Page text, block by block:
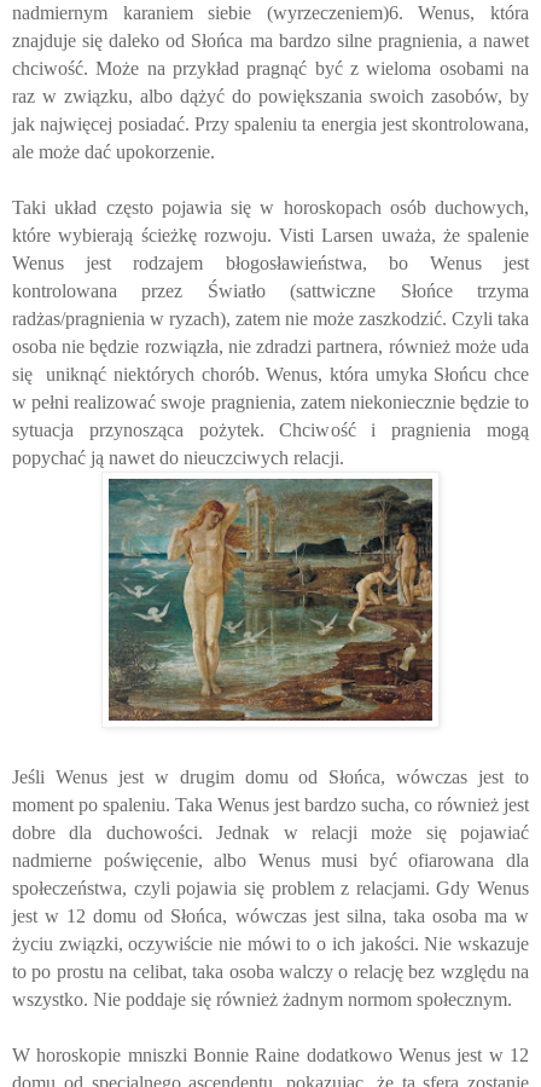
nadmiernym karaniem siebie (wyrzeczeniem)6. Wenus, która
znajduje się daleko od Słońca ma bardzo silne pragnienia, a nawet
chciwość. Może na przykład pragnąć być z wieloma osobami na
raz w związku, albo dążyć do powiększania swoich zasobów, by
jak najwięcej posiadać. Przy spaleniu ta energia jest skontrolowana,
ale może dać upokorzenie.
Taki układ często pojawia się w horoskopach osób duchowych,
które wybierają ścieżkę rozwoju. Visti Larsen uważa, że spalenie
Wenus jest rodzajem błogosławieństwa, bo Wenus jest
kontrolowana przez Światło (sattwiczne Słońce trzyma
radżas/pragnienia w ryzach), zatem nie może zaszkodzić. Czyli taka
osoba nie będzie rozwiązła, nie zdradzi partnera, również może uda
się uniknąć niektórych chorób. Wenus, która umyka Słońcu chce
w pełni realizować swoje pragnienia, zatem niekoniecznie będzie to
sytuacja przynosząca pożytek. Chciwość i pragnienia mogą
popychać ją nawet do nieuczciwych relacji.
Jeśli Wenus jest w drugim domu od Słońca, wówczas jest to
moment po spaleniu. Taka Wenus jest bardzo sucha, co również jest
dobre dla duchowości. Jednak w relacji może się pojawiać
nadmierne poświęcenie, albo Wenus musi być ofiarowana dla
społeczeństwa, czyli pojawia się problem z relacjami. Gdy Wenus
jest w 12 domu od Słońca, wówczas jest silna, taka osoba ma w
życiu związki, oczywiście nie mówi to o ich jakości. Nie wskazuje
to po prostu na celibat, taka osoba walczy o relację bez względu na
wszystko. Nie poddaje się również żadnym normom społecznym.
W horoskopie mniszki Bonnie Raine dodatkowo Wenus jest w 12
domu od specjalnego ascendentu, pokazując, że ta sfera zostanie